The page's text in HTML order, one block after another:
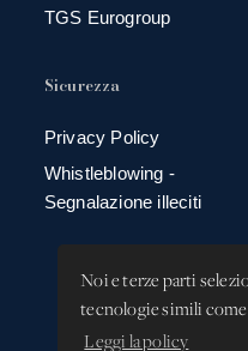
Noi e terze parti
tecnologie simili
Leggi la policy
TGS Eurogroup
Sicurezza
Privacy Policy
Whistleblowing -
Segnalazione illeciti